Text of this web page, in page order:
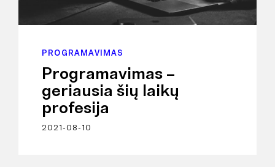
PROGRAMAVIMAS
Programavimas –
geriausia šių laikų
profesija
2021-08-10